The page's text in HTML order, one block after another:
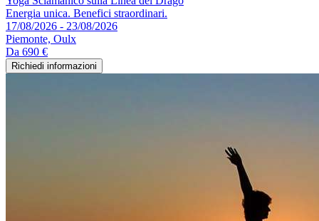
Energia unica. Benefici straordinari.
17/08/2026 - 23/08/2026
Piemonte, Oulx
Da 690 €
Richiedi informazioni